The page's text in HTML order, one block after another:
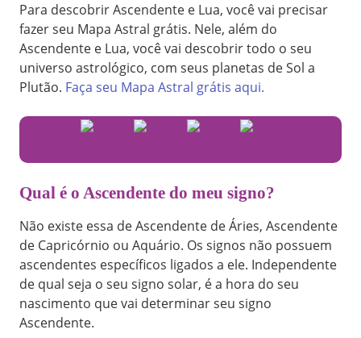
Para descobrir Ascendente e Lua, você vai precisar
fazer seu Mapa Astral grátis. Nele, além do
Ascendente e Lua, você vai descobrir todo o seu
universo astrológico, com seus planetas de Sol a
Plutão. Faça seu Mapa Astral grátis aqui.
Qual é o Ascendente do meu signo?
Não existe essa de Ascendente de Áries, Ascendente
de Capricórnio ou Aquário. Os signos não possuem
ascendentes específicos ligados a ele. Independente
de qual seja o seu signo solar, é a hora do seu
nascimento que vai determinar seu signo
Ascendente.